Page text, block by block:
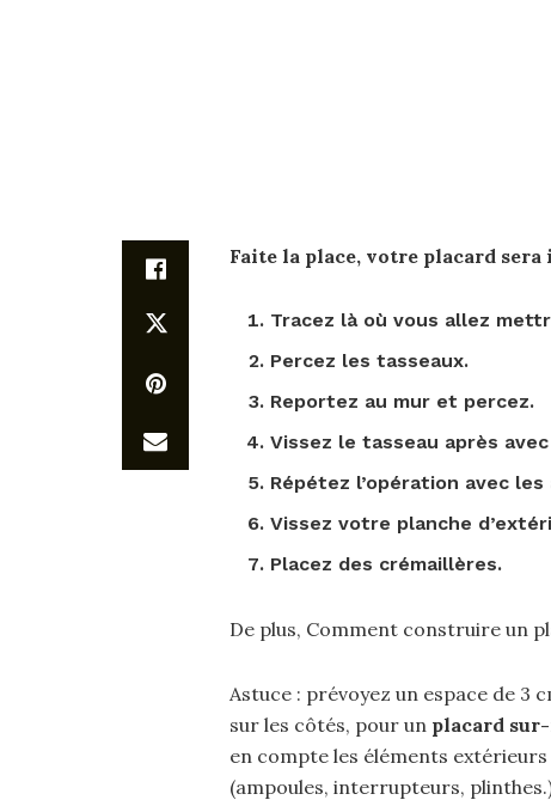
Faite la place, votre placard sera
Tracez là où vous allez
Percez les tasseaux.
Reportez au mur et percez.
Vissez le tasseau après
Répétez l’opération avec
Vissez votre planche
Placez des crémaillères.
De plus, Comment construire un
Astuce : prévoyez un espace de 3
sur les côtés, pour un placard
en compte les éléments
(ampoules, interrupteurs,